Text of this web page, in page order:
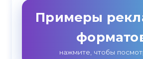
Примеры
нажмите, чтобы